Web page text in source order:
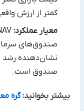
کمتر از ارزش
معیار عملکرد:
نشان‌دهنده رشد
صندوق است.
بیشتر بخوانید:گره